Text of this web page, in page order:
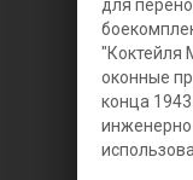
для
"Коктейля
оконные
конца